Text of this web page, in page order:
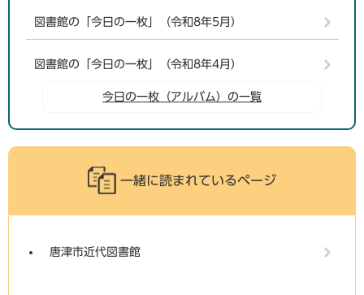
図書館の「今日の一枚」（令和8年5月）
図書館の「今日の一枚」（令和8年4月）
今日の一枚（アルバム）の一覧
一緒に読まれているページ
唐津市近代図書館